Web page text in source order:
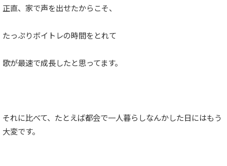
正直、家で声を出せたからこそ、
たっぷりボイトレの時間をとれて
歌が最速で成長したと思ってます。
それに比べて、たとえば都会で一人暮らしなんかした日にはもう
大変です。